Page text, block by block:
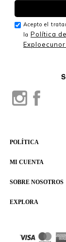
EXPLORA
SOBRE NOSOTROS
MI CUENTA
POLÍTICA
Acepto el
la Política
Exploecunor